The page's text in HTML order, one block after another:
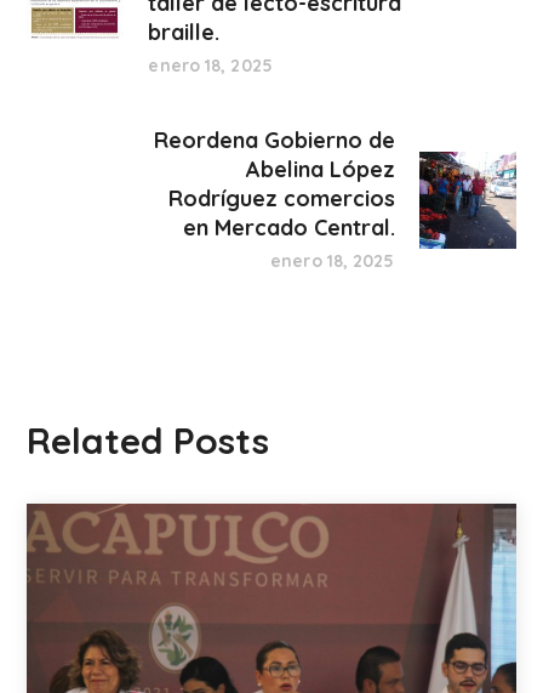
braille.
enero 18, 2025
Reordena Gobierno de
Abelina López
Rodríguez comercios
en Mercado Central.
enero 18, 2025
Related Posts